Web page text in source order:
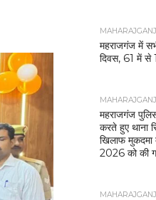
MAHARAJGANJ
महराजगंज में
दिवस, 61 में से
MAHARAJGANJ
महराजगंज
करते हुए थाना
खिलाफ मुकदमा
2026 को की
MAHARAJGANJ